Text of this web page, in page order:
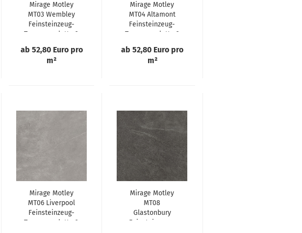
Mirage Motley
MT03 Wembley
Feinsteinzeug-
Terrassenplatte 2
ab 52,80 Euro pro
m²
Mirage Motley
MT04 Altamont
Feinsteinzeug-
Terrassenplatte 2
ab 52,80 Euro pro
m²
Mirage Motley
MT06 Liverpool
Feinsteinzeug-
Terrassenplatte 2
Mirage Motley
MT08
Glastonbury
Feinsteinzeug-